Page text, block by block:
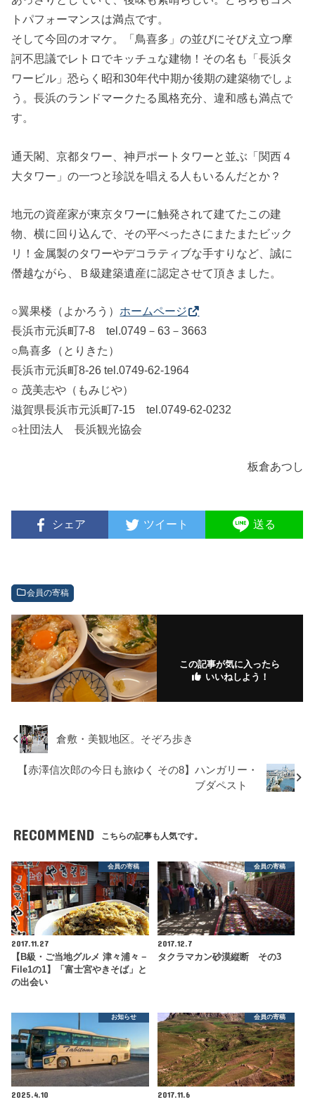
トパフォーマンスは満点です。
そして今回のオマケ。「鳥喜多」の並びにそびえ立つ摩
訶不思議でレトロでキッチュな建物！その名も「長浜タ
ワービル」恐らく昭和30年代中期か後期の建築物でしょ
う。長浜のランドマークたる風格充分、違和感も満点で
す。
通天閣、京都タワー、神戸ポートタワーと並ぶ「関西４
大タワー」の一つと珍説を唱える人もいるんだとか？
地元の資産家が東京タワーに触発されて建てたこの建
物、横に回り込んで、その平べったさにまたまたビック
リ！金属製のタワーやデコラティブな手すりなど、誠に
僭越ながら、Ｂ級建築遺産に認定させて頂きました。
○翼果楼（よかろう） ホームページ
長浜市元浜町7-8 tel.0749－63－3663
○鳥喜多（とりきた）
長浜市元浜町8-26 tel.0749-62-1964
○ 茂美志や（もみじや）
滋賀県長浜市元浜町7-15 tel.0749-62-0232
○社団法人 長浜観光協会
板倉あつし
シェア ツイート 送る
会員の寄稿
この記事が気に入ったら
いいねしよう！
倉敷・美観地区。そぞろ歩き
【赤澤信次郎の今日も旅ゆく その8】ハンガリー・
ブダペスト
RECOMMEND こちらの記事も人気です。
会員の寄稿
2017.11.27
【B級・ご当地グルメ 津々浦々－
File1の1】「富士宮やきそば」と
の出会い
会員の寄稿
2017.12.7
タクラマカン砂漠縦断 その3
お知らせ
2025.4.10
会員の寄稿
2017.11.6